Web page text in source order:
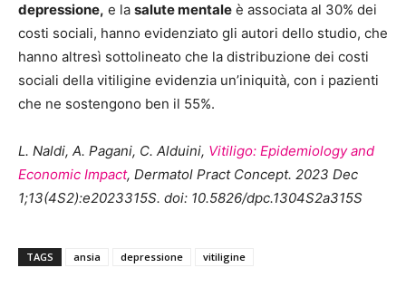
depressione, e la salute mentale è associata al 30% dei
costi sociali, hanno evidenziato gli autori dello studio, che
hanno altresì sottolineato che la distribuzione dei costi
sociali della vitiligine evidenzia un’iniquità, con i pazienti
che ne sostengono ben il 55%.
L. Naldi, A. Pagani, C. Alduini, Vitiligo: Epidemiology and
Economic Impact, Dermatol Pract Concept. 2023 Dec
1;13(4S2):e2023315S. doi: 10.5826/dpc.1304S2a315S
TAGS ansia depressione vitiligine